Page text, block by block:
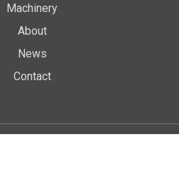
Machinery
About
News
Contact